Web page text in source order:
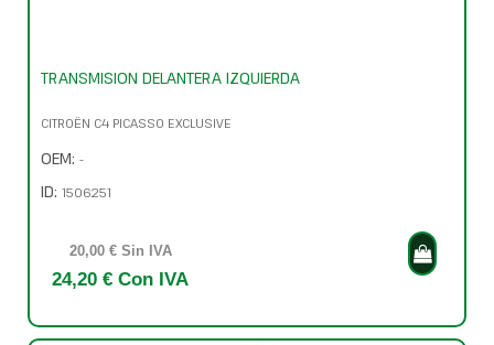
TRANSMISION DELANTERA IZQUIERDA
CITROËN C4 PICASSO EXCLUSIVE
OEM: -
ID: 1506251
20,00 € Sin IVA
24,20 € Con IVA